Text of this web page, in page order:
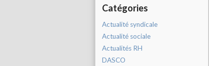
Catégories
Actualité syndicale
Actualité sociale
Actualités RH
DASCO